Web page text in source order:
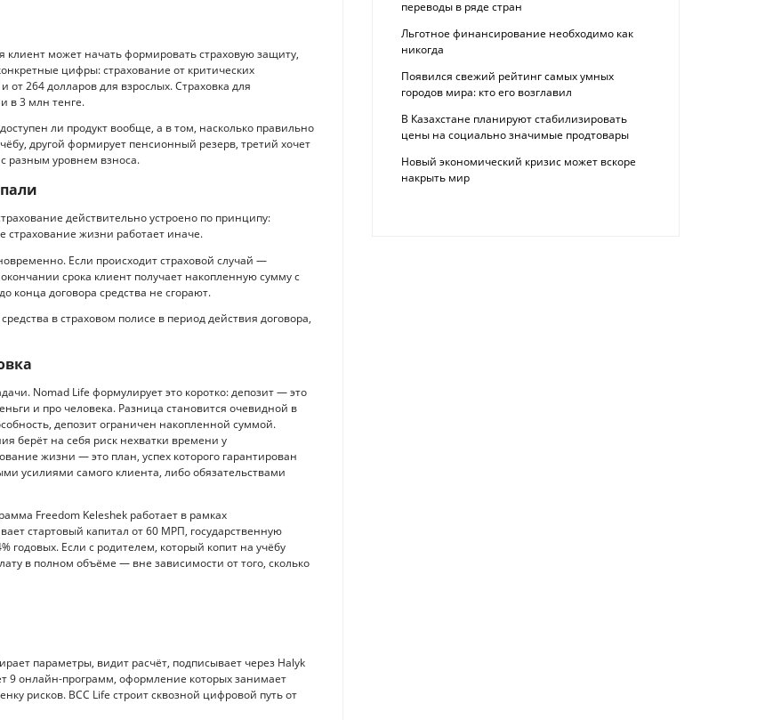
клиент может начать формировать страховую защиту,
цифры: страхование от критических
от 264 долларов для взрослых. Страховка для
в 3 млн тенге.
ли продукт вообще, а в том, насколько правильно
другой формирует пенсионный резерв, третий хочет
разным уровнем взноса.
действительно устроено по принципу:
жизни работает иначе.
Если происходит страховой случай —
срока клиент получает накопленную сумму с
конца договора средства не сгорают.
в страховом полисе в период действия договора,
Nomad Life формулирует это коротко: депозит — это
и про человека. Разница становится очевидной в
депозит ограничен накопленной суммой.
берёт на себя риск нехватки времени у
жизни — это план, успех которого гарантирован
усилиями самого клиента, либо обязательствами
Freedom Keleshek работает в рамках
стартовый капитал от 60 МРП, государственную
Если с родителем, который копит на учёбу
в полном объёме — вне зависимости от того, сколько
параметры, видит расчёт, подписывает через Halyk
9 онлайн-программ, оформление которых занимает
рисков. BCC Life строит сквозной цифровой путь от
переводы в ряде стран
Льготное финансирование необходимо как
никогда
Появился свежий рейтинг самых умных
городов мира: кто его возглавил
В Казахстане планируют стабилизировать
цены на социально значимые продтовары
Новый экономический кризис может вскоре
накрыть мир